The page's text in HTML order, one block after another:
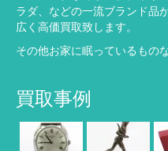
ラダ、などの一流ブランド品
広く高価買取致します。
その他お家に眠っているもの
買取事例